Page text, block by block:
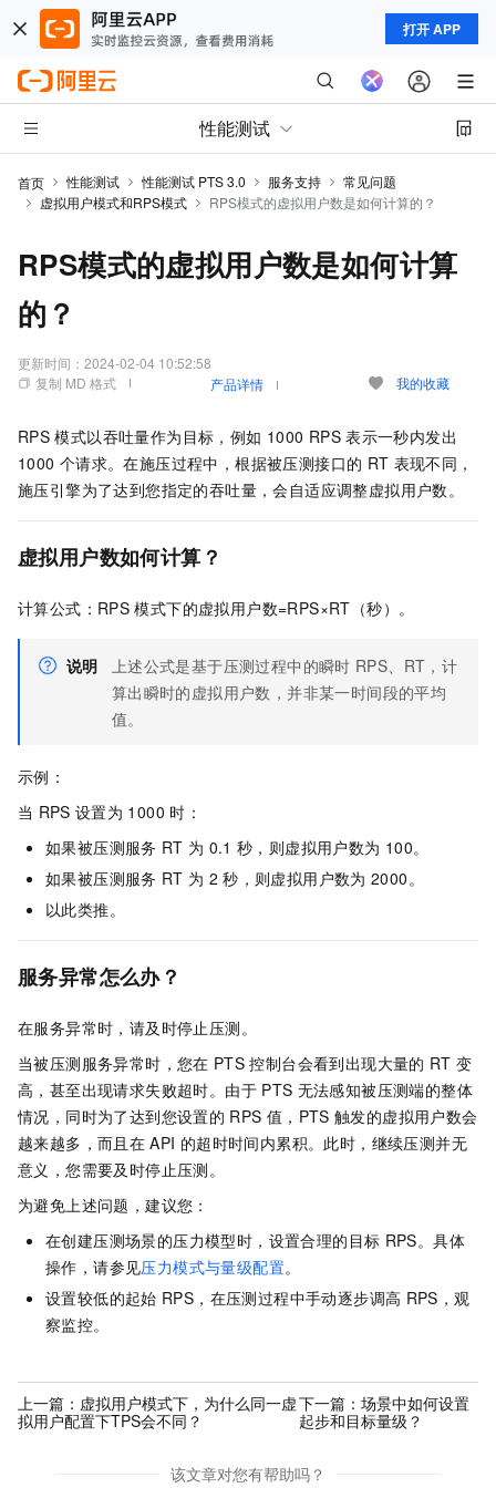
打开 APP
性能测试
首页 性能测试 性能测试 PTS 3.0 服务支持
常见问题
虚拟用户模式和RPS模式
RPS模式的虚拟用户数是如何计算的？
RPS模式的虚拟用户数是如何计算
的？
更新时间： 2024-02-04 10:52:58
复制 MD 格式
产品详情 我的收藏
RPS 模式以吞吐量作为目标，例如 1000 RPS 表示一秒内发出
1000 个请求。在施压过程中，根据被压测接口的 RT 表现不同，
施压引擎为了达到您指定的吞吐量，会自适应调整虚拟用户数。
虚拟用户数如何计算？
计算公式：RPS 模式下的虚拟用户数=RPS×RT（秒）。
说明 上述公式是基于压测过程中的瞬时 RPS、RT，计
算出瞬时的虚拟用户数，并非某一时间段的平均
值。
示例：
当 RPS 设置为 1000 时：
如果被压测服务 RT 为 0.1 秒，则虚拟用户数为 100。
如果被压测服务 RT 为 2 秒，则虚拟用户数为 2000。
以此类推。
服务异常怎么办？
在服务异常时，请及时停止压测。
当被压测服务异常时，您在 PTS 控制台会看到出现大量的 RT 变
高，甚至出现请求失败超时。由于 PTS 无法感知被压测端的整体
情况，同时为了达到您设置的 RPS 值，PTS 触发的虚拟用户数会
越来越多，而且在 API 的超时时间内累积。此时，继续压测并无
意义，您需要及时停止压测。
为避免上述问题，建议您：
在创建压测场景的压力模型时，设置合理的目标 RPS。具体
操作，请参见压力模式与量级配置。
设置较低的起始 RPS，在压测过程中手动逐步调高 RPS，观
察监控。
上一篇： 虚拟用户模式下，为什么同一虚
拟用户配置下TPS会不同？
下一篇：场景中如何设置
起步和目标量级？
该文章对您有帮助吗？